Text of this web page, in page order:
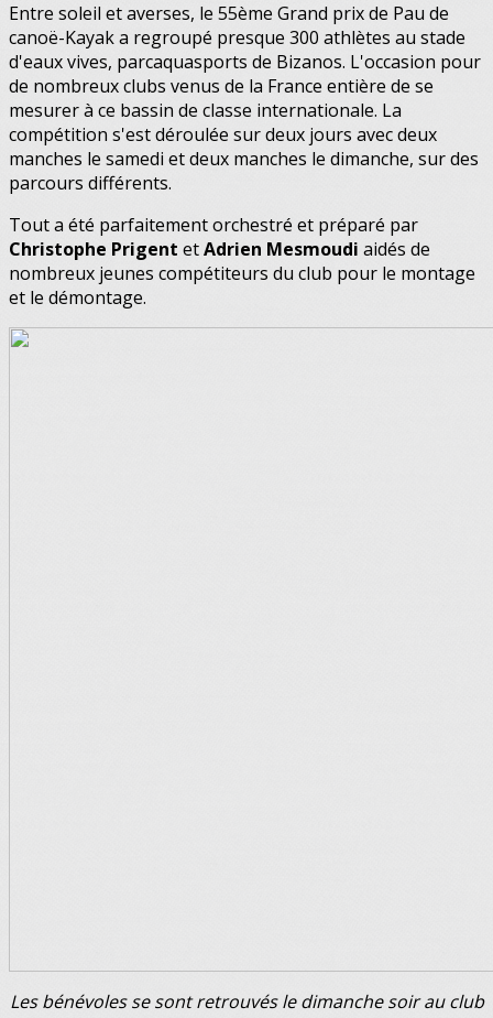
Entre soleil et averses, le 55ème Grand prix de Pau de
canoë-Kayak a regroupé presque 300 athlètes au stade
d'eaux vives, parcaquasports de Bizanos. L'occasion pour
de nombreux clubs venus de la France entière de se
mesurer à ce bassin de classe internationale. La
compétition s'est déroulée sur deux jours avec deux
manches le samedi et deux manches le dimanche, sur des
parcours différents.
Tout a été parfaitement orchestré et préparé par
Christophe Prigent etAdrien Mesmoudi aidés de
nombreux jeunes compétiteurs du club pour le montage
et le démontage.
Les bénévoles se sont retrouvés le dimanche soir au club